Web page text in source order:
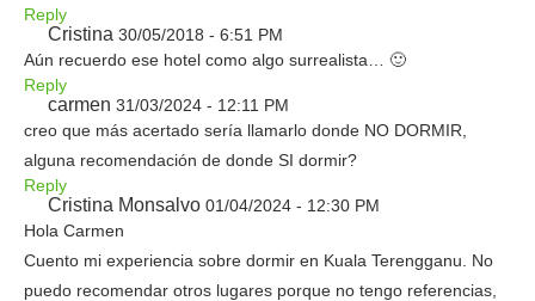
Reply
Cristina 30/05/2018 - 6:51 PM
Aún recuerdo ese hotel como algo surrealista… 🙂
Reply
carmen 31/03/2024 - 12:11 PM
creo que más acertado sería llamarlo donde NO DORMIR,
alguna recomendación de donde SI dormir?
Reply
Cristina Monsalvo 01/04/2024 - 12:30 PM
Hola Carmen
Cuento mi experiencia sobre dormir en Kuala Terengganu. No
puedo recomendar otros lugares porque no tengo referencias,